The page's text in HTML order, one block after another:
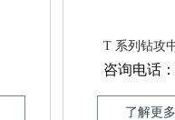
T 系列钻攻
咨询电话
了解更多